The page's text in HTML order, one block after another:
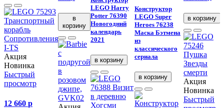
Акция
Новинка
Быстрый
просмотр
12 660 p
в
корзину
LEGO Harry
Potter 76390
Новогодний
календарь
2021
в корзину
Конструктор
LEGO Super
Heroes 76238
Маска Бэтмена
из
классического
сериала
в корзину
в корзину
Акция
Новинка
Быстрый